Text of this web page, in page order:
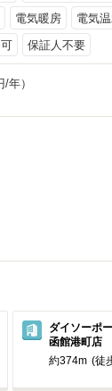
電気暖房
電気
保証人不要
）
ダイソーポ
函館港町店
約374m (徒